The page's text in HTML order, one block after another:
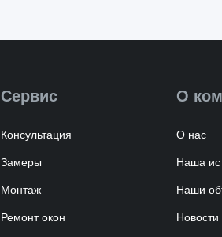
Сервис
Консультация
Замеры
Монтаж
Ремонт окон
О
О нас
Наша
Наши
Новости